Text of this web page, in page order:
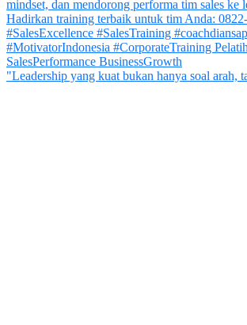
"Leadership yang kuat bukan hanya soal arah,